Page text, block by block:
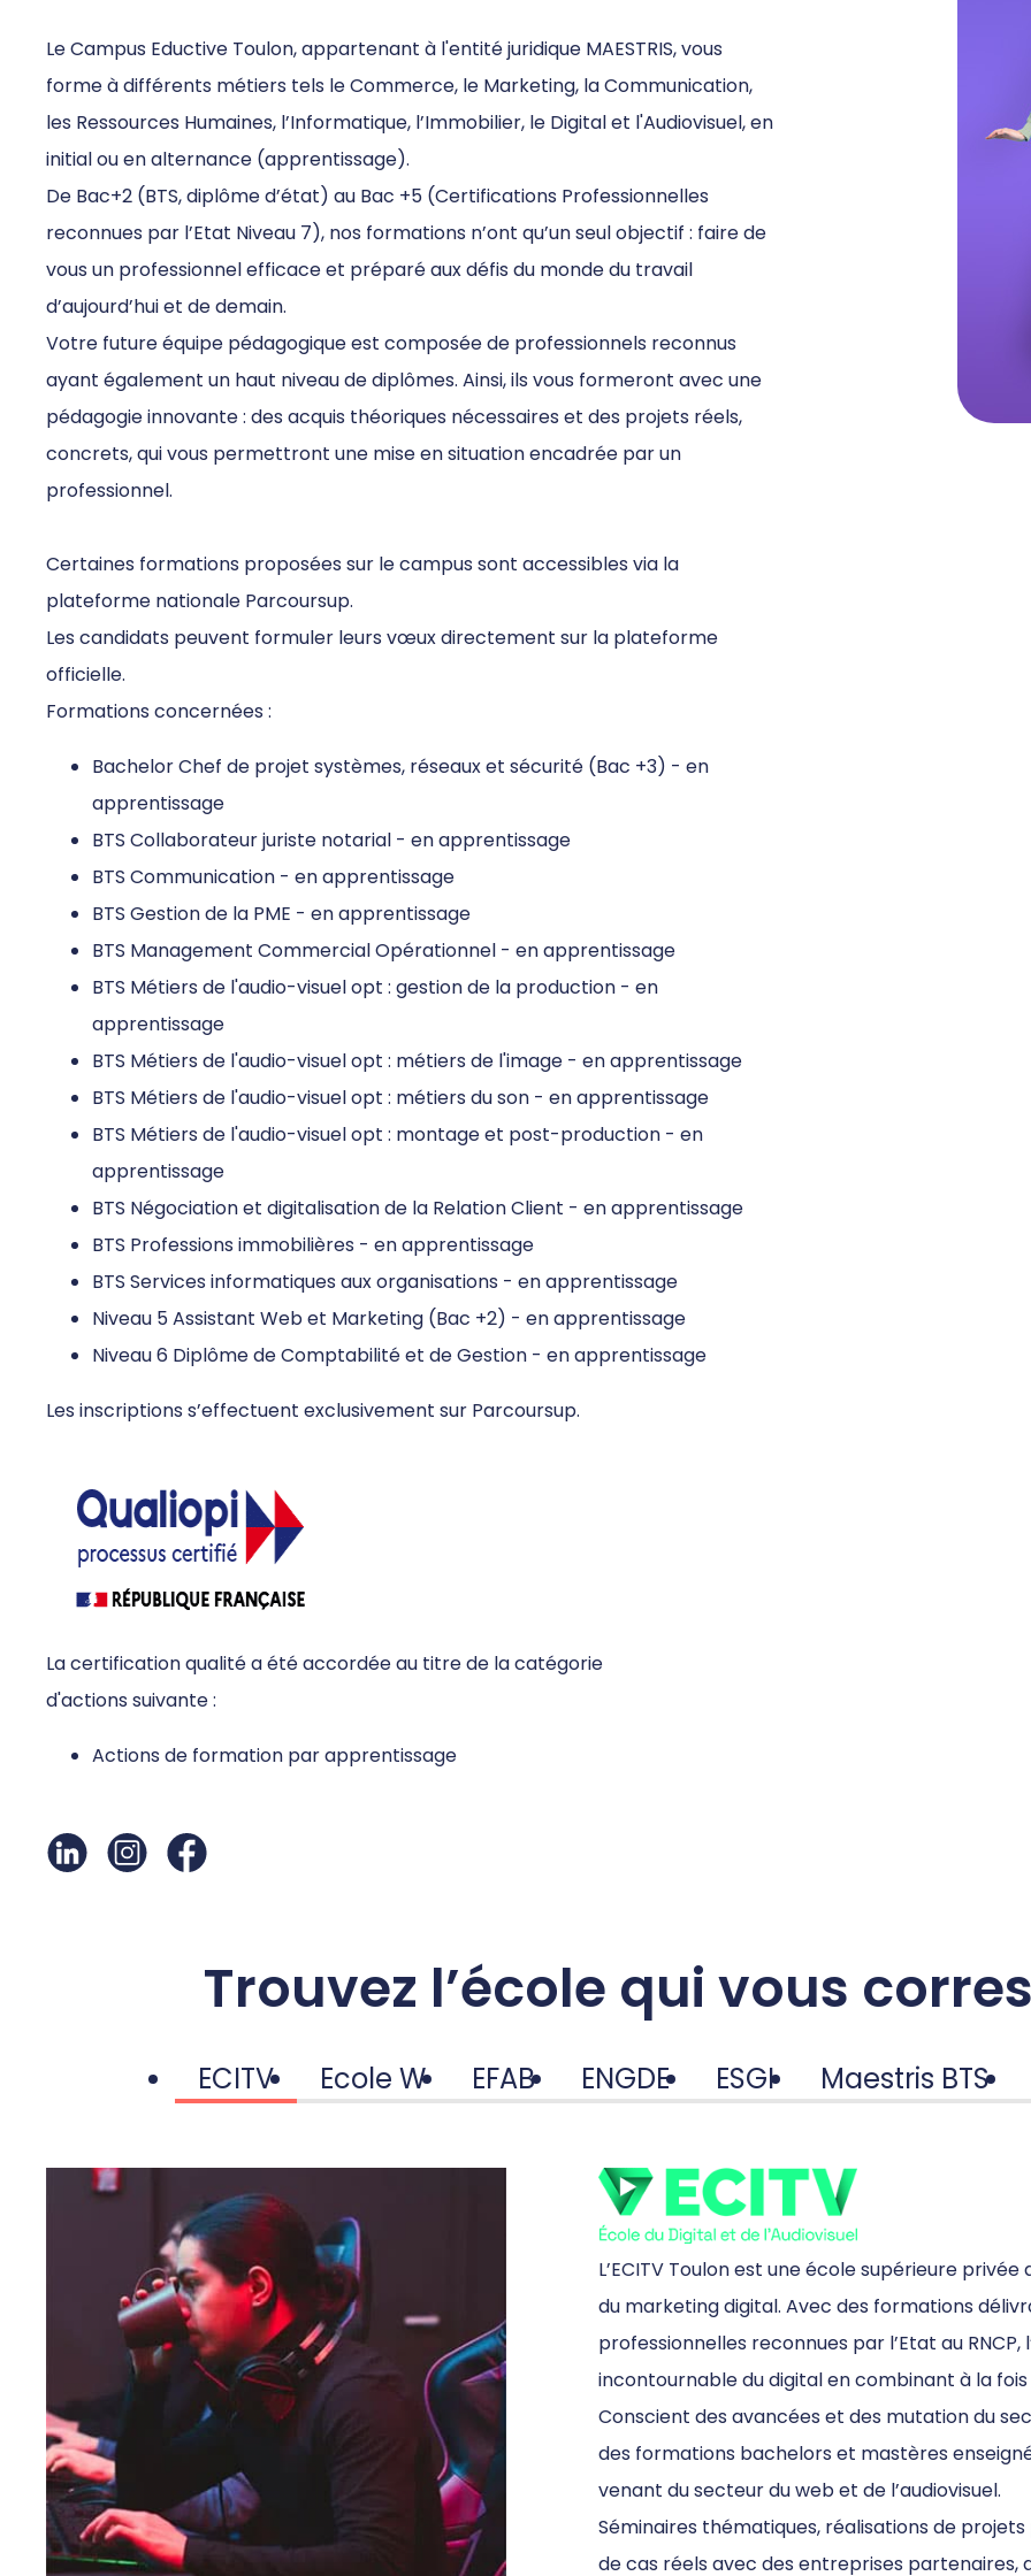
Le Campus Eductive Toulon, appartenant à l'entité juridique MAESTRIS, vous
forme à différents métiers tels le Commerce, le Marketing, la Communication,
les Ressources Humaines, l’Informatique, l’Immobilier, le Digital et l'Audiovisuel, en
initial ou en alternance (apprentissage).
De Bac+2 (BTS, diplôme d’état) au Bac +5 (Certifications Professionnelles
reconnues par l’Etat Niveau 7), nos formations n’ont qu’un seul objectif : faire de
vous un professionnel efficace et préparé aux défis du monde du travail
d’aujourd’hui et de demain.
Votre future équipe pédagogique est composée de professionnels reconnus
ayant également un haut niveau de diplômes. Ainsi, ils vous formeront avec une
pédagogie innovante : des acquis théoriques nécessaires et des projets réels,
concrets, qui vous permettront une mise en situation encadrée par un
professionnel.
Certaines formations proposées sur le campus sont accessibles via la
plateforme nationale Parcoursup.
Les candidats peuvent formuler leurs vœux directement sur la plateforme
officielle.
Formations concernées :
Bachelor Chef de projet systèmes, réseaux et sécurité (Bac +3) - en
apprentissage
BTS Collaborateur juriste notarial - en apprentissage
BTS Communication - en apprentissage
BTS Gestion de la PME - en apprentissage
BTS Management Commercial Opérationnel - en apprentissage
BTS Métiers de l'audio-visuel opt : gestion de la production - en
apprentissage
BTS Métiers de l'audio-visuel opt : métiers de l'image - en apprentissage
BTS Métiers de l'audio-visuel opt : métiers du son - en apprentissage
BTS Métiers de l'audio-visuel opt : montage et post-production - en
apprentissage
BTS Négociation et digitalisation de la Relation Client - en apprentissage
BTS Professions immobilières - en apprentissage
BTS Services informatiques aux organisations - en apprentissage
Niveau 5 Assistant Web et Marketing (Bac +2) - en apprentissage
Niveau 6 Diplôme de Comptabilité et de Gestion - en apprentissage
Les inscriptions s’effectuent exclusivement sur Parcoursup.
La certification qualité a été accordée au titre de la catégorie
d'actions suivante :
Actions de formation par apprentissage
Trouvez l’école qui vous
ECITV Ecole W EFAB ENGDE ESGI Maestris BTS
L’ECITV Toulon est une école supérieure
du marketing digital. Avec des formations
professionnelles reconnues par l’Etat au RNCP,
incontournable du digital en combinant à la fois
Conscient des avancées et des mutation du
des formations bachelors et mastères
venant du secteur du web et de l’audiovisuel.
Séminaires thématiques, réalisations de
de cas réels avec des entreprises